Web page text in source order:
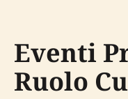
Eventi
Ruolo